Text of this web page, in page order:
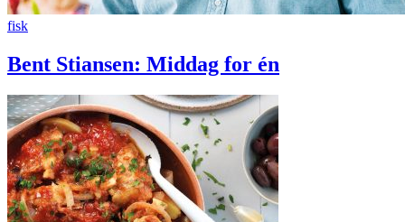
fisk
Bent Stiansen: Middag for én